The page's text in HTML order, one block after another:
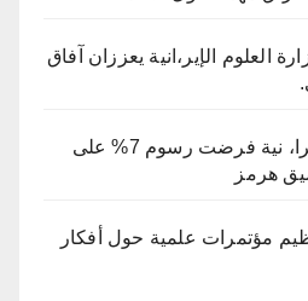
العلوم الإير،انية يعززان آفاق
الجمهورية الإسلامية الإيرا، نية فرضت رسوم 7% على
هرمز
مؤتمرات علمية حول أفكار